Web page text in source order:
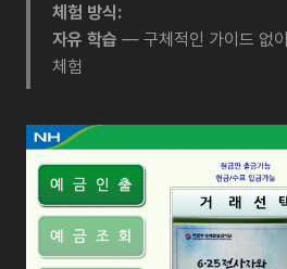
체험 방식:
자유 학습 — 구체적인 가이드 없
체험